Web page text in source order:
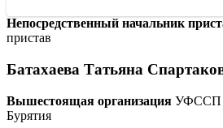
Непосредственный начальник
пристав
Батахаева Татьяна
Вышестоящая организация УФССП
Бурятия